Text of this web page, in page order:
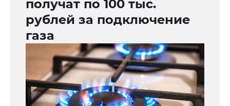
получат по 100 тыс.
рублей за подключение
газа